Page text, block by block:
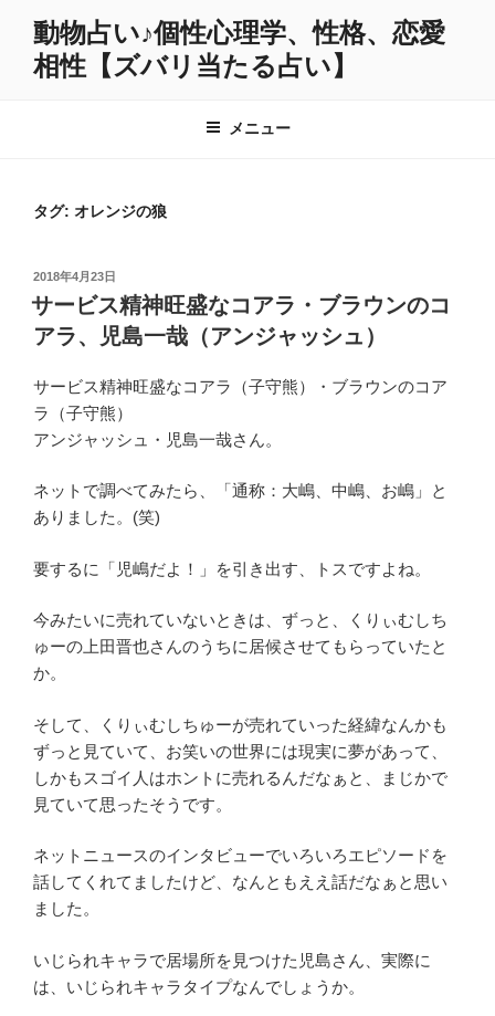
動物占い♪個性心理学、性格、恋愛
相性【ズバリ当たる占い】
メニュー
タグ: オレンジの狼
投
稿
日:
2018年4月23日
サービス精神旺盛なコアラ・ブラウンのコ
アラ、児島一哉（アンジャッシュ）
サービス精神旺盛なコアラ（子守熊）・ブラウンのコア
ラ（子守熊）
アンジャッシュ・児島一哉さん。
ネットで調べてみたら、「通称：大嶋、中嶋、お嶋」と
ありました。(笑)
要するに「児嶋だよ！」を引き出す、トスですよね。
今みたいに売れていないときは、ずっと、くりぃむしち
ゅーの上田晋也さんのうちに居候させてもらっていたと
か。
そして、くりぃむしちゅーが売れていった経緯なんかも
ずっと見ていて、お笑いの世界には現実に夢があって、
しかもスゴイ人はホントに売れるんだなぁと、まじかで
見ていて思ったそうです。
ネットニュースのインタビューでいろいろエピソードを
話してくれてましたけど、なんともええ話だなぁと思い
ました。
いじられキャラで居場所を見つけた児島さん、実際に
は、いじられキャラタイプなんでしょうか。